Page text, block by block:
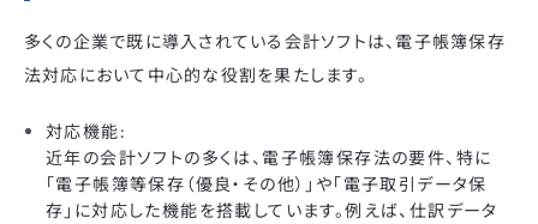
多くの企業で既に導入されている会計ソフトは、電子帳簿保存
法対応において中心的な役割を果たします。
対応機能:
近年の会計ソフトの多くは、電子帳簿保存法の要件、特に
「電子帳簿等保存（優良・その他）」や「電子取引データ保
存」に対応した機能を搭載しています。例えば、仕訳データ